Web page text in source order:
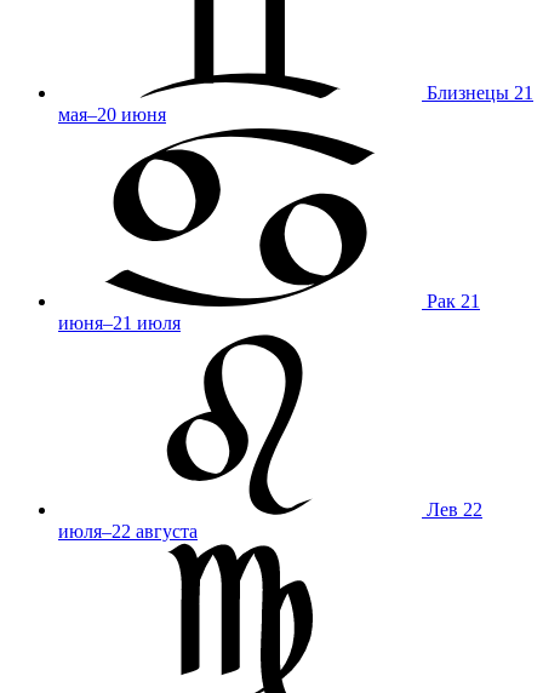
Близнецы 21
мая–20 июня
Рак 21
июня–21 июля
Лев 22
июля–22 августа